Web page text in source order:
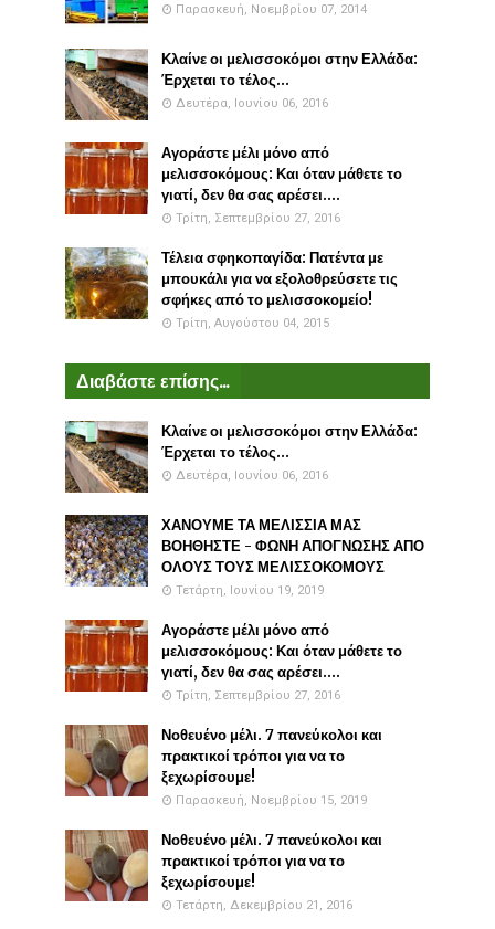
Παρασκευή, Νοεμβρίου 07, 2014
Κλαίνε οι μελισσοκόμοι στην Ελλάδα:
Έρχεται το τέλος...
Δευτέρα, Ιουνίου 06, 2016
Αγοράστε μέλι μόνο από
μελισσοκόμους: Και όταν μάθετε το
γιατί, δεν θα σας αρέσει....
Τρίτη, Σεπτεμβρίου 27, 2016
Τέλεια σφηκοπαγίδα: Πατέντα με
μπουκάλι για να εξολοθρεύσετε τις
σφήκες από το μελισσοκομείο!
Τρίτη, Αυγούστου 04, 2015
Διαβάστε επίσης...
Κλαίνε οι μελισσοκόμοι στην Ελλάδα:
Έρχεται το τέλος...
Δευτέρα, Ιουνίου 06, 2016
ΧΑΝΟΥΜΕ ΤΑ ΜΕΛΙΣΣΙΑ ΜΑΣ
ΒΟΗΘΗΣΤΕ - ΦΩΝΗ ΑΠΟΓΝΩΣΗΣ ΑΠΟ
ΟΛΟΥΣ ΤΟΥΣ ΜΕΛΙΣΣΟΚΟΜΟΥΣ
Τετάρτη, Ιουνίου 19, 2019
Αγοράστε μέλι μόνο από
μελισσοκόμους: Και όταν μάθετε το
γιατί, δεν θα σας αρέσει....
Τρίτη, Σεπτεμβρίου 27, 2016
Νοθευένο μέλι. 7 πανεύκολοι και
πρακτικοί τρόποι για να το
ξεχωρίσουμε!
Παρασκευή, Νοεμβρίου 15, 2019
Νοθευένο μέλι. 7 πανεύκολοι και
πρακτικοί τρόποι για να το
ξεχωρίσουμε!
Τετάρτη, Δεκεμβρίου 21, 2016